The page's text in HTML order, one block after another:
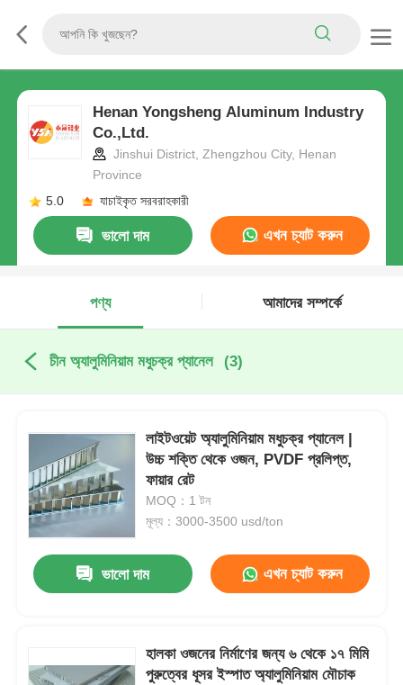
Henan Yongsheng Aluminum Industry
Co.,Ltd.
Jinshui District, Zhengzhou City, Henan
Province
5.0
যাচাইকৃত সরবরাহকারী
ভালো দাম এখন চ্যাট করুন
পণ্য আমাদের সম্পর্কে
চীন অ্যালুমিনিয়াম মধুচক্র প্যানেল (3)
লাইটওয়েট অ্যালুমিনিয়াম মধুচক্র প্যানেল |
উচ্চ শক্তি থেকে ওজন, PVDF প্রলিপ্ত,
ফায়ার রেট
MOQ：1 টন
মূল্য：3000-3500 usd/ton
ভালো দাম এখন চ্যাট করুন
হালকা ওজনের নির্মাণের জন্য ৬ থেকে ১৭ মিমি
পুরুত্বের ধূসর ইস্পাত অ্যালুমিনিয়াম মৌচাক